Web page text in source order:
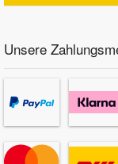
Unsere